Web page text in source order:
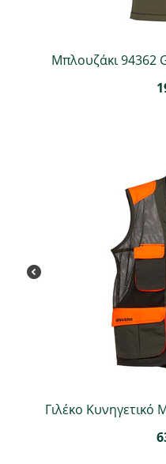
Μπλουζάκι 94362
Γιλέκο Κυνηγετικό